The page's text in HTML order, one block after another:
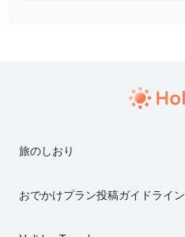
旅のしおり
おでかけプラン投稿ガイドライン